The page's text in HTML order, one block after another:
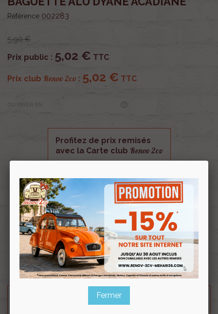
Référence 002283
5,90 €
Prix public : 5,02 € TTC
Prix club Renov 2cv : 5,02 € TTC
OU PAYER EN
Profitez de prix remisés
avec la Carte club Renov 2cv
au clubRenov 2cv
Lot de 4 agrafes plastique pour la fixation des
baguettes en aluminium de porte.
Se monte sur Dyane et Acadiane.
Prévoir 1 lot de 4 agrafes pour une baguette.
Besoin d'un renseignement technique sur le produit
Fermer